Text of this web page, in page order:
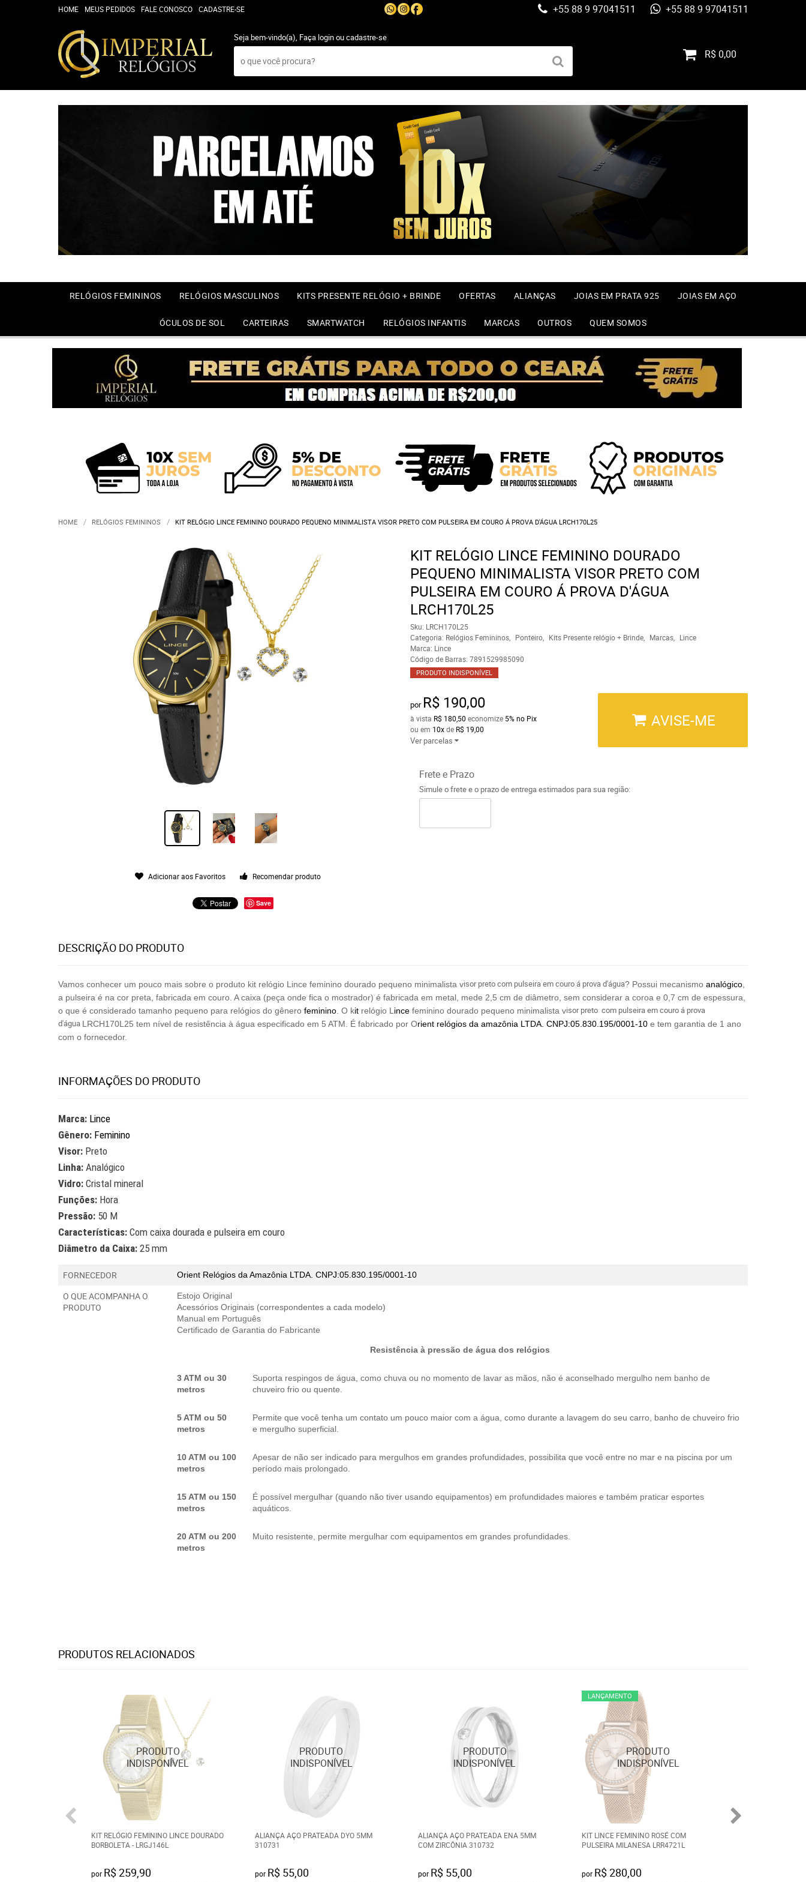
HOME MEUS PEDIDOS FALE CONOSCO CADASTRE-SE +55 88 9 97041511 +55 88 9 97041511
Seja bem-vindo(a), Faça loginoucadastre-se
R$ 0,00
RELÓGIOS FEMININOS RELÓGIOS MASCULINOS KITS PRESENTE RELÓGIO + BRINDE OFERTAS ALIANÇAS JOIAS EM PRATA 925 JOIAS EM AÇO
ÓCULOS DE SOL CARTEIRAS SMARTWATCH RELÓGIOS INFANTIS MARCAS OUTROS QUEM SOMOS
HOME RELÓGIOS FEMININOS KIT RELÓGIO LINCE FEMININO DOURADO PEQUENO MINIMALISTA VISOR PRETO COM PULSEIRA EM COURO Á PROVA D'ÁGUA LRCH170L25
Adicionar aos Favoritos Recomendar produto
Save
KIT RELÓGIO LINCE FEMININO DOURADO
PEQUENO MINIMALISTA VISOR PRETO COM
PULSEIRA EM COURO Á PROVA D'ÁGUA
LRCH170L25
Sku: LRCH170L25
Categoria: Relógios Femininos Ponteiro Kits Presente relógio + Brinde Marcas
Lince
Marca: Lince
Código de Barras: 7891529985090
PRODUTO INDISPONÍVEL
por R$ 190,00
à vista R$ 180,50 economize 5% no Pix
ou em 10xde R$ 19,00
Ver parcelas
AVISE-ME
Frete e Prazo
Simule o frete e o prazo de entrega estimados para sua região:
DESCRIÇÃO DO PRODUTO
Vamos conhecer um pouco mais sobre o produto kit relógio Lince feminino dourado pequeno minimalista visor preto com pulseira em couro á prova d'água? Possui mecanismo analógico
a pulseira é na cor preta, fabricada em couro. A caixa (peça onde fica o mostrador) é fabricada em metal, mede 2,5 cm de diâmetro, sem considerar a coroa e 0,7 cm de espessura,
o que é considerado tamanho pequeno para relógios do gênero feminino . O kit relógio L ince feminino dourado pequeno minimalista visor preto com pulseira em couro á prova
d'água LRCH170L25 tem nível de resistência à água especificado em 5 ATM. É fabricado por Orient relógios da amazônia LTDA. CNPJ:05.830.195/0001-10 e tem garantia de 1 ano
com o fornecedor.
INFORMAÇÕES DO PRODUTO
Marca: Lince
Gênero: Feminino
Visor: Preto
Linha: Analógico
Vidro: Cristal mineral
Funções: Hora
Pressão: 50 M
Características: Com caixa dourada e pulseira em couro
Diâmetro da Caixa: 25 mm
FORNECEDOR Orient Relógios da Amazônia LTDA. CNPJ:05.830.195/0001-10
O QUE ACOMPANHA O
PRODUTO
Estojo Original
Acessórios Originais (correspondentes a cada modelo)
Manual em Português
Certificado de Garantia do Fabricante
Resistência à pressão de água dos relógios
3 ATM ou 30
metros
Suporta respingos de água, como chuva ou no momento de lavar as mãos, não é aconselhado mergulho nem banho de
chuveiro frio ou quente.
5 ATM ou 50
metros
Permite que você tenha um contato um pouco maior com a água, como durante a lavagem do seu carro, banho de chuveiro frio
e mergulho superficial.
10 ATM ou 100
metros
Apesar de não ser indicado para mergulhos em grandes profundidades, possibilita que você entre no mar e na piscina por um
período mais prolongado.
15 ATM ou 150
metros
É possível mergulhar (quando não tiver usando equipamentos) em profundidades maiores e também praticar esportes
aquáticos.
20 ATM ou 200
metros
Muito resistente, permite mergulhar com equipamentos em grandes profundidades.
PRODUTOS RELACIONADOS
KIT RELÓGIO FEMININO LINCE DOURADO
BORBOLETA - LRGJ146L
por R$ 259,90
ALIANÇA AÇO PRATEADA DYO 5MM
310731
por R$ 55,00
ALIANÇA AÇO PRATEADA ENA 5MM
COM ZIRCÔNIA 310732
por R$ 55,00
LANÇAMENTO
KIT LINCE FEMININO ROSÉ COM
PULSEIRA MILANESA LRR4721L
por R$ 280,00